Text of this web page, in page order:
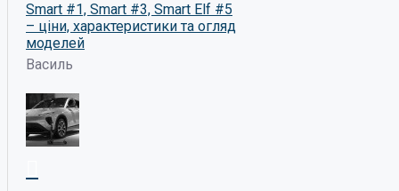
Smart #1, Smart #3, Smart Elf #5
– ціни, характеристики та огляд
моделей
Василь